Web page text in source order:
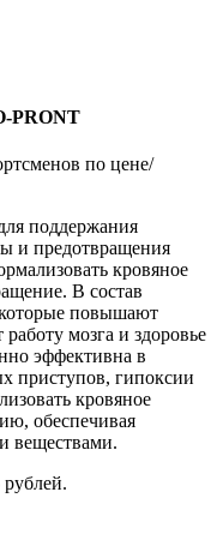
PRONT
поддержания
и предотвращения
кровяное
В состав
которые повышают
мозга и здоровье
эффективна в
приступов, гипоксии
кровяное
обеспечивая
веществами.